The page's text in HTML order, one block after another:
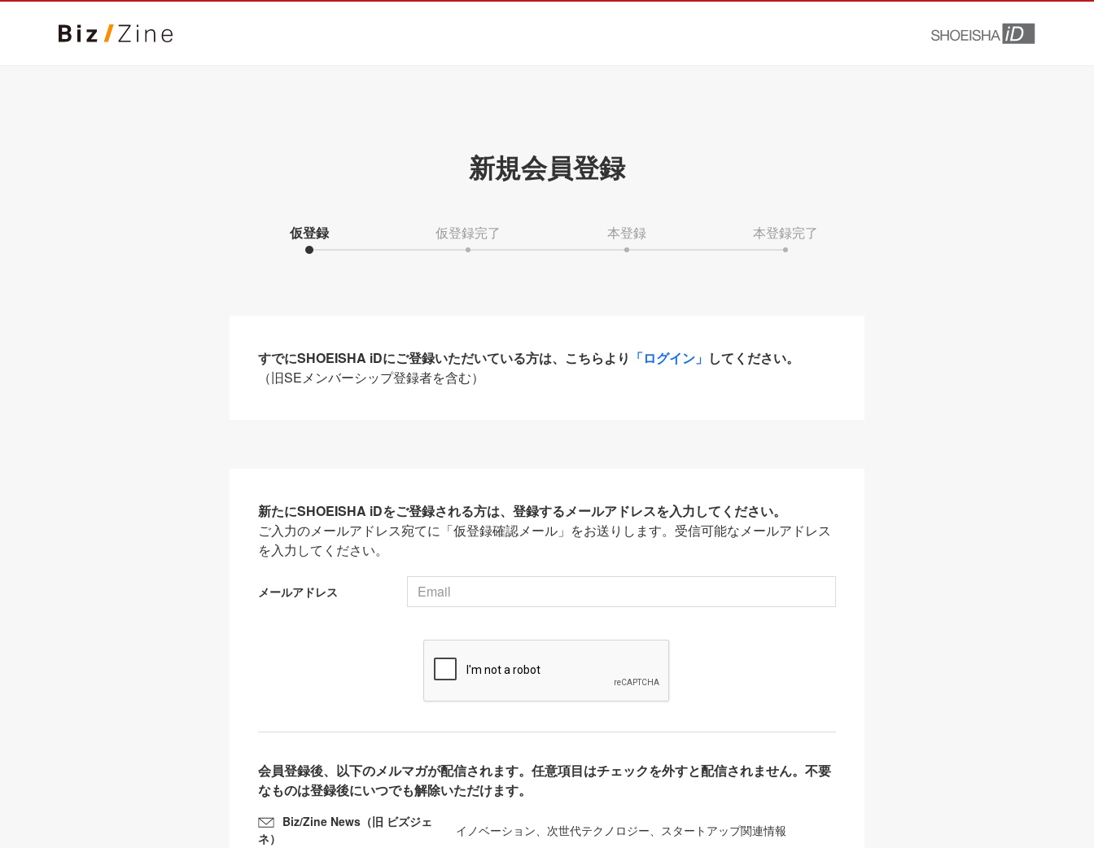
新規会員登録
仮登録 仮登録完了 本登録 本登録完了
すでにSHOEISHA iDにご登録いただいている方は、こちらより 「ログイン」 してください。
（旧SEメンバーシップ登録者を含む）
新たにSHOEISHA iDをご登録される方は、登録するメールアドレスを入力してください。
ご入力のメールアドレス宛てに「仮登録確認メール」をお送りします。受信可能なメールアドレス
を入力してください。
メールアドレス
会員登録後、以下のメルマガが配信されます。任意項目はチェックを外すと配信されません。不要
なものは登録後にいつでも解除いただけます。
Biz/Zine News（旧 ビズジェ
ネ）
イノベーション、次世代テクノロジー、スタートアップ関連情報